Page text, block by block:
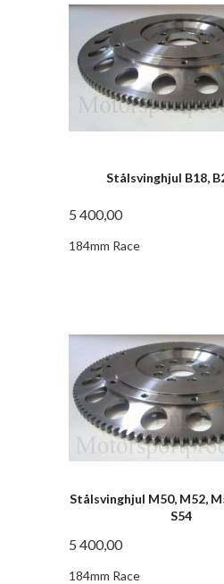
Stålsvinghjul B18,
5 400,00
184mm Race
Stålsvinghjul M50, M52,
S54
5 400,00
184mm Race